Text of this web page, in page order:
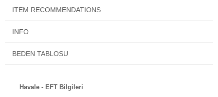
Orjinal Pierre Cardin paketinde ve etiketi üzerinde gönderilmektedir.
Standart beden ölçüsü yan taraftadır.
Mutlu günlerde kullanmanız dileğiyle.
ITEM RECOMMENDATIONS
INFO
BEDEN TABLOSU
Havale - EFT Bilgileri